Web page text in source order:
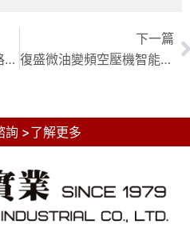
復盛微油變頻空壓機管路設計：效率優化的關鍵與實務案例
下一篇
復盛微油變頻空壓機智能控制：深度解析與高效應用
詢 >了解更多